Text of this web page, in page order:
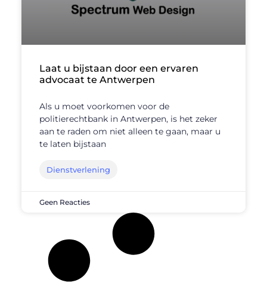
Laat u bijstaan door een ervaren
advocaat te Antwerpen
Als u moet voorkomen voor de
politierechtbank in Antwerpen, is het zeker
aan te raden om niet alleen te gaan, maar u
te laten bijstaan
Dienstverlening
Geen Reacties